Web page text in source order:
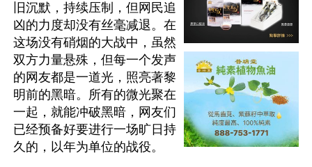
旧沉默，持续压制，但网民追
凶的力度却没有丝毫减退。在
这场没有硝烟的大战中，虽然
双方力量悬殊，但每一个发声
的网友都是一道光，照亮著黎
明前的黑暗。所有的微光聚在
一起，就能冲破黑暗，网友们
已经预备好要进行一场旷日持
久的，以年为单位的战役。